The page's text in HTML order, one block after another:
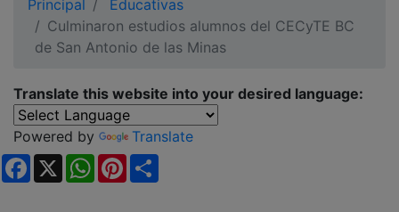
Principal
Educativas
Culminaron estudios alumnos del CECyTE BC
de San Antonio de las Minas
Translate this website into your desired language:
Powered by
Translate
Facebook
X WhatsApp
Pinterest